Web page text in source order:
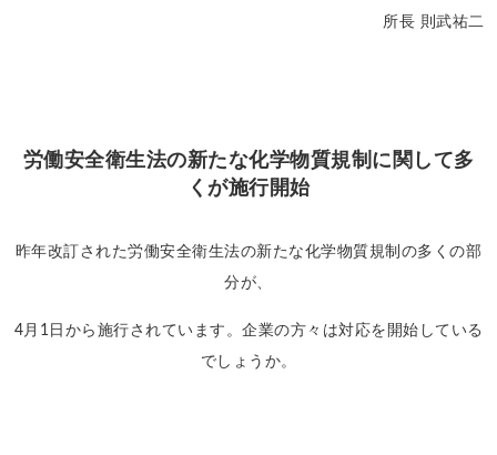
所長 則武祐二
労働安全衛生法の新たな化学物質規制に関して多
くが施行開始
昨年改訂された労働安全衛生法の新たな化学物質規制の多くの部
分が、
4月1日から施行されています。企業の方々は対応を開始している
でしょうか。